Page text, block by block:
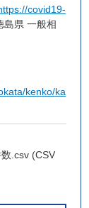
covid19-
島県 一般相
kenko/ka
.csv (CSV